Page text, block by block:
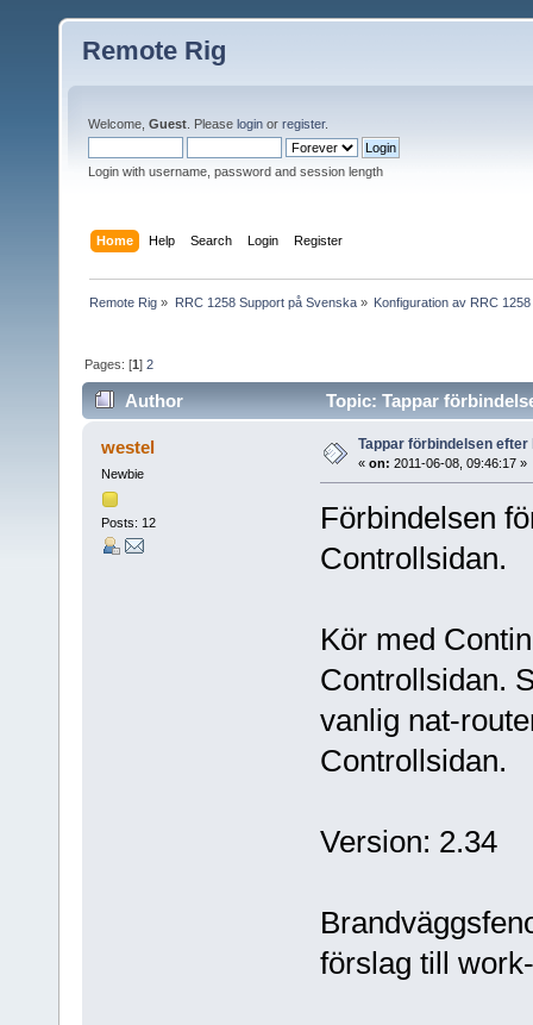
Remote Rig
Welcome, Guest . Please login or register.
Login with username, password and session length
Home Help Search Login Register
Remote Rig » RRC 1258 Support på Svenska» Konfiguration av RRC 1258
Pages: [1]2
Author Topic: Tappar
westel
Newbie
Posts: 12
Tappar förbindelsen
« on: 2011-06-08, 09:46:17 »
Förbindelsen
Controllsidan.
Kör med
Controllsidan.
vanlig nat-
Controllsidan.
Version: 2.34
förslag till